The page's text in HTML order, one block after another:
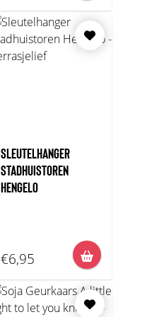
SLEUTELHANGER
STADHUISTOREN
HENGELO
€6,95